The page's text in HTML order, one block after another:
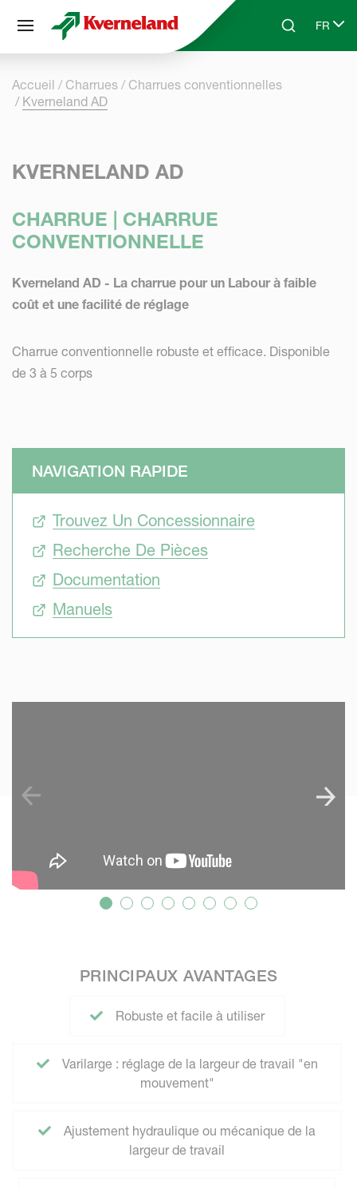
Skip to main contentSearchFR
Select
Accueil Charrues
Charrues conventionnelles
Kverneland AD
KVERNELAND AD
CHARRUE | CHARRUE
CONVENTIONNELLE
Kverneland AD - La charrue pour un Labour à faible
coût et une facilité de réglage
Charrue conventionnelle robuste et efficace. Disponible
de 3 à 5 corps
NAVIGATION RAPIDE
Trouvez Un Concessionnaire
Recherche De Pièces
Documentation
Manuels
PRINCIPAUX AVANTAGES
Robuste et facile à utiliser
Varilarge : réglage de la largeur de travail "en
mouvement"
Ajustement hydraulique ou mécanique de la
largeur de travail
Panneau de gestion des cookies